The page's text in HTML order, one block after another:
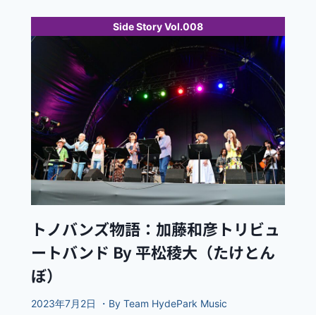
Side Story Vol.008
トノバンズ物語：加藤和彦トリビュ
ートバンド By 平松稜大（たけとん
ぼ）
2023年7月2日 ・By Team HydePark Music